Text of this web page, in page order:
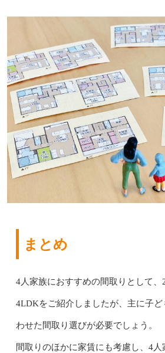
まとめ
4人家族におすすめの間取りとして、
4LDKをご紹介しましたが、主に子
わせた間取り選びが必要でしょう。
間取りのほかに家賃にも考慮し、4